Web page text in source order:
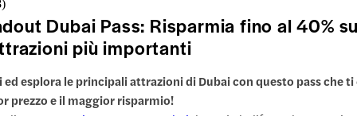
Al Fahidi
a piedi
Souk d'Arabia
del Futuro
a piedi
Towers
Area di Al Seef
autobus: ore 9:00 dalla fermata #1 (Burj Khalifa / Dubai Mall)
autobus: ore 17:00 dalla fermata #1 (Burj Khalifa / Dubai Mall)
ogni 30-40 minuti
on Hop-off - Percorso blu
)
Dubai Pass: Risparmia fino al 40%
più importanti
ed esplora le principali attrazioni di Dubai con questo pass che
prezzo e il maggior risparmio!